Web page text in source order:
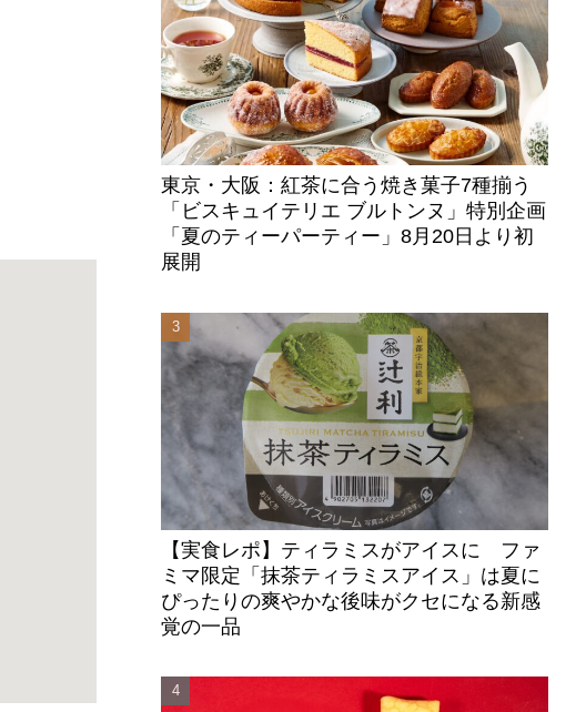
東京・大阪：紅茶に合う焼き菓子7種揃う
「ビスキュイテリエ ブルトンヌ」特別企画
「夏のティーパーティー」8月20日より初
展開
【実食レポ】ティラミスがアイスに ファ
ミマ限定「抹茶ティラミスアイス」は夏に
ぴったりの爽やかな後味がクセになる新感
覚の一品